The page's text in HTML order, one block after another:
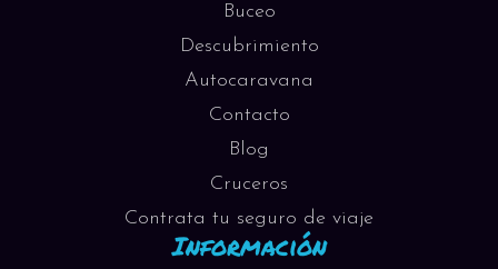
Buceo
Descubrimiento
Autocaravana
Contacto
Blog
Cruceros
Contrata tu seguro de viaje
Información